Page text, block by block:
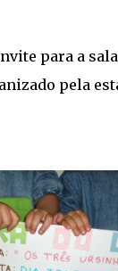
para a
pela